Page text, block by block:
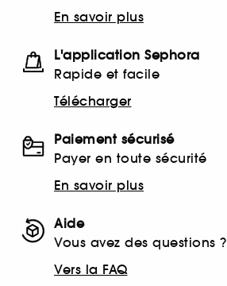
En savoir plus
L'application Sephora
Rapide et facile
Télécharger
Paiement sécurisé
Payer en toute sécurité
En savoir plus
Aide
Vous avez des questions ?
Vers la FAQ